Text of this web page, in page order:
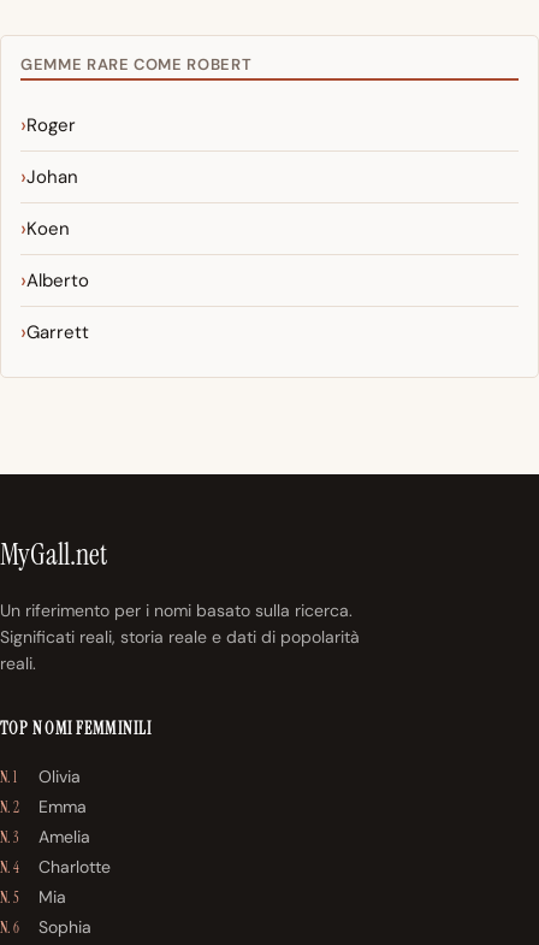
GEMME RARE COME ROBERT
Roger
Johan
Koen
Alberto
Garrett
MyGall.net
Un riferimento per i nomi basato sulla ricerca.
Significati reali, storia reale e dati di popolarità
reali.
TOP NOMI FEMMINILI
N. 1 Olivia
N. 2 Emma
N. 3 Amelia
N. 4 Charlotte
N. 5 Mia
N. 6 Sophia